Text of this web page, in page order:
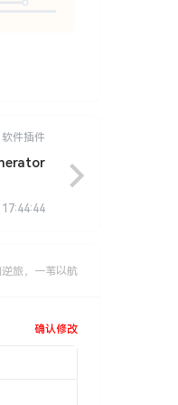
软件插件
旅，一苇以航
确认修改